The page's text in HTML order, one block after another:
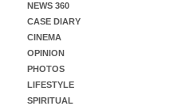
NEWS 360
CASE DIARY
CINEMA
OPINION
PHOTOS
LIFESTYLE
SPIRITUAL